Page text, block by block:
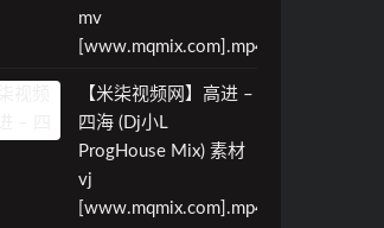
mv
[www.mqmix.com].mp4
【米柒视频网】高进 –
四海 (Dj小L
ProgHouse Mix) 素材
vj
[www.mqmix.com].mp4